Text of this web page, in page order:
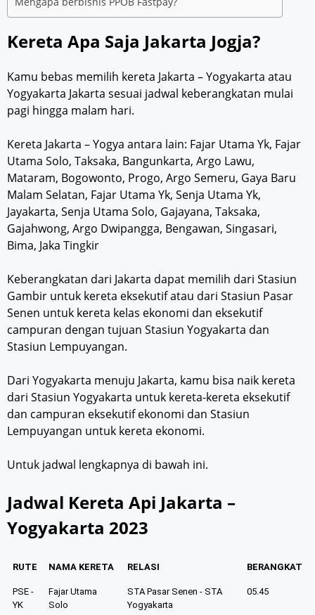
Kereta Apa Saja Jakarta Jogja?
Kamu bebas memilih kereta Jakarta – Yogyakarta atau
Yogyakarta Jakarta sesuai jadwal keberangkatan mulai
pagi hingga malam hari.
Kereta Jakarta – Yogya antara lain: Fajar Utama Yk, Fajar
Utama Solo, Taksaka, Bangunkarta, Argo Lawu,
Mataram, Bogowonto, Progo, Argo Semeru, Gaya Baru
Malam Selatan, Fajar Utama Yk, Senja Utama Yk,
Jayakarta, Senja Utama Solo, Gajayana, Taksaka,
Gajahwong, Argo Dwipangga, Bengawan, Singasari,
Bima, Jaka Tingkir
Keberangkatan dari Jakarta dapat memilih dari Stasiun
Gambir untuk kereta eksekutif atau dari Stasiun Pasar
Senen untuk kereta kelas ekonomi dan eksekutif
campuran dengan tujuan Stasiun Yogyakarta dan
Stasiun Lempuyangan.
Dari Yogyakarta menuju Jakarta, kamu bisa naik kereta
dari Stasiun Yogyakarta untuk kereta-kereta eksekutif
dan campuran eksekutif ekonomi dan Stasiun
Lempuyangan untuk kereta ekonomi.
Untuk jadwal lengkapnya di bawah ini.
Jadwal Kereta Api Jakarta –
Yogyakarta 2023
RUTE NAMA KERETA RELASI BERANGKAT
PSE -
YK
Fajar Utama
Solo
STA Pasar Senen - STA
Yogyakarta
05.45